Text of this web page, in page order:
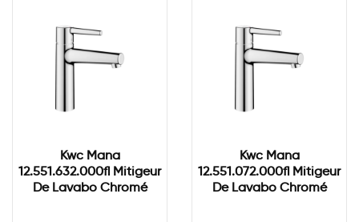
Kwc Mana
12.551.632.000fl Mitigeur
De Lavabo Chromé
Kwc Mana
12.551.072.000fl Mitigeur
De Lavabo Chromé